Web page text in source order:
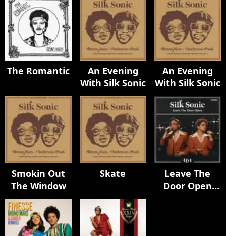
The Romantic
An Evening
With Silk Sonic
An Evening
With Silk Sonic
Smokin Out
The Window
Skate
Leave The
Door Open